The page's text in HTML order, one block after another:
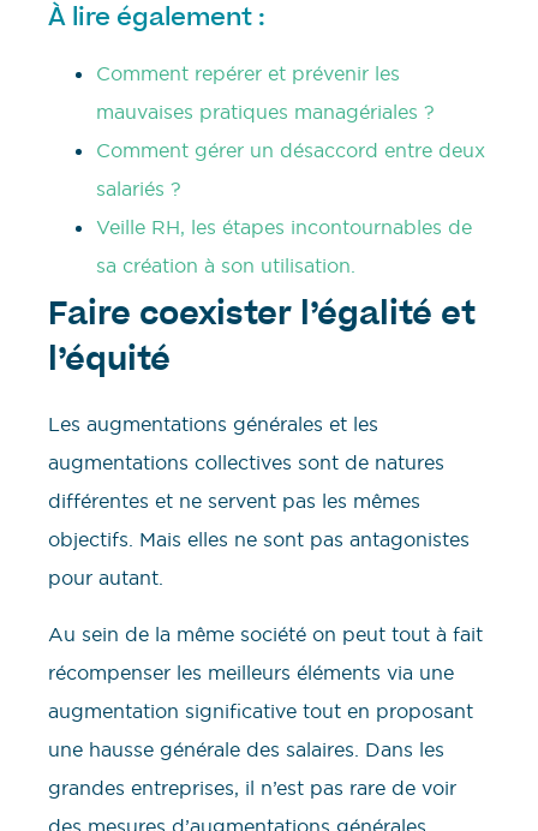
À lire également :
Comment repérer et prévenir les
mauvaises pratiques managériales ?
Comment gérer un désaccord entre deux
salariés ?
Veille RH, les étapes incontournables de
sa création à son utilisation.
Faire coexister l’égalité et
l’équité
Les augmentations générales et les
augmentations collectives sont de natures
différentes et ne servent pas les mêmes
objectifs. Mais elles ne sont pas antagonistes
pour autant.
Au sein de la même société on peut tout à fait
récompenser les meilleurs éléments via une
augmentation significative tout en proposant
une hausse générale des salaires. Dans les
grandes entreprises, il n’est pas rare de voir
des mesures d’augmentations générales